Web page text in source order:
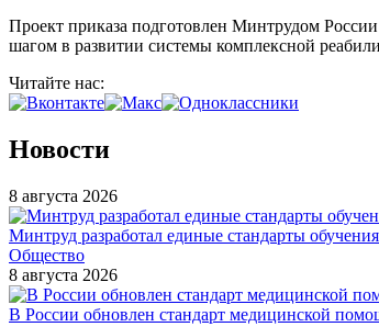
Проект приказа подготовлен Минтрудом
шагом в развитии системы комплексной
Читайте нас:
Новости
8 августа 2026
Минтруд разработал единые стандарты
Общество
8 августа 2026
В России обновлен стандарт медицинской